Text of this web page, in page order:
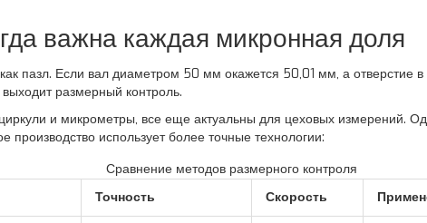
важна каждая микронная доля
пазл. Если вал диаметром 50 мм окажется 50,01 мм, а отверстие
выходит размерный контроль.
и микрометры, все еще актуальны для цеховых измерений.
использует более точные технологии:
Сравнение методов размерного контроля
Точность Скорость